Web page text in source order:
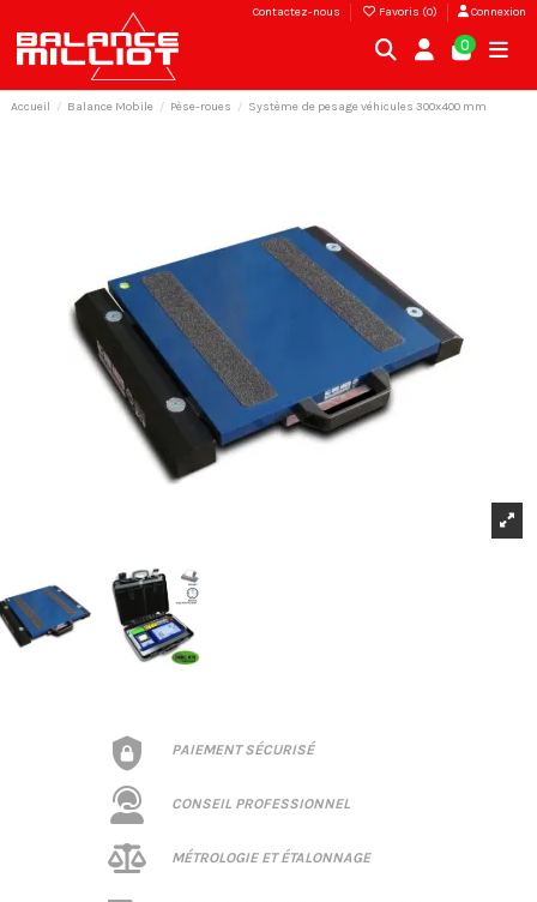
Contactez-nous Favoris (0) Connexion
0
Accueil Balance Mobile Pèse-roues Système de pesage véhicules 300x400 mm
PAIEMENT SÉCURISÉ
CONSEIL PROFESSIONNEL
MÉTROLOGIE ET ÉTALONNAGE